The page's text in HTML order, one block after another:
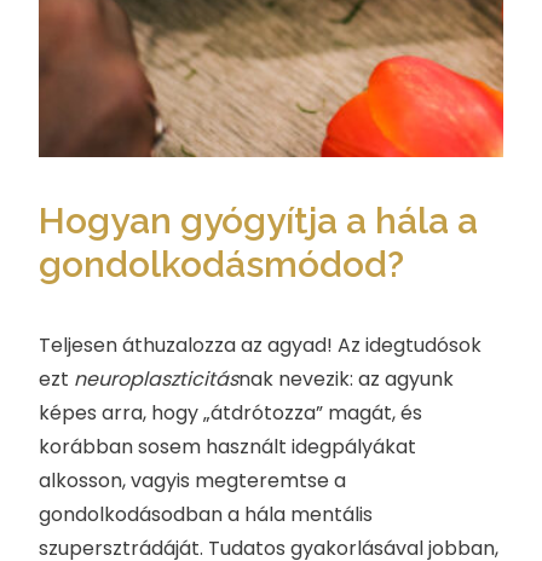
Hogyan gyógyítja a hála a
gondolkodásmódod?
Teljesen áthuzalozza az agyad! Az idegtudósok
ezt neuroplaszticitásnak nevezik: az agyunk
képes arra, hogy „átdrótozza” magát, és
korábban sosem használt idegpályákat
alkosson, vagyis megteremtse a
gondolkodásodban a hála mentális
szupersztrádáját. Tudatos gyakorlásával jobban,